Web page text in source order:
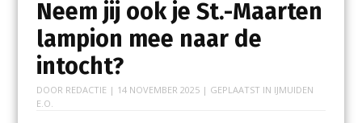
Neem jij ook je St.-Maarten
lampion mee naar de
intocht?
DOOR REDACTIE | 14 NOVEMBER 2025| GEPLAATST IN IJMUIDEN
E.O.